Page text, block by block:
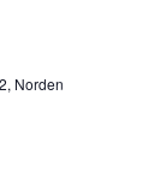
Norden